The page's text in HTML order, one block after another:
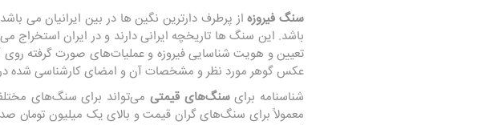
سنگ فیروزهاز پرطرف دارترین نگین ها در بین ایرانیان می
باشد. این سنگ ها تاریخچه ایرانی دارند و در ایران
تعیین و هویت شناسایی فیروزه و عملیات‌های صورت گرفته روی
عکس گوهر مورد نظر و مشخصات آن و امضای کارشناسی شده
شناسنامه برایسنگ‌های قیمتی می‌تواند برای سنگ‌های مختلف
معمولاً برای سنگ‌های گران قیمت و بالای یک میلیون تومان